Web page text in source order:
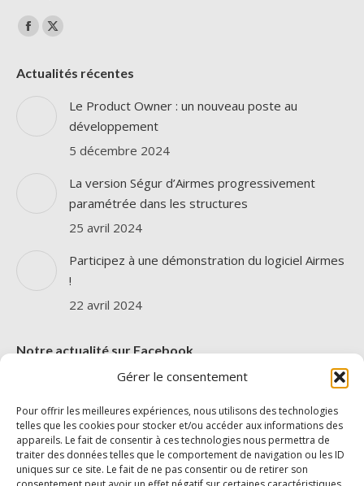
Gérer le consentement
Pour offrir les meilleures expériences, nous utilisons des technologies
telles que les cookies pour stocker et/ou accéder aux informations des
appareils. Le fait de consentir à ces technologies nous permettra de
traiter des données telles que le comportement de navigation ou les ID
uniques sur ce site. Le fait de ne pas consentir ou de retirer son
Trouvez nous sur :
La
Facebook
s'ouvre
une
fenêtre
La
X
s'ouvre
dans
fenêtre
Actualités récentes
Le Product Owner : un nouveau poste au
développement
5 décembre 2024
La version Ségur d’Airmes progressivement
paramétrée dans les structures
25 avril 2024
Participez à une démonstration du logiciel Airmes
!
22 avril 2024
Notre actualité sur Facebook
Cliquez pour accepter les cookies